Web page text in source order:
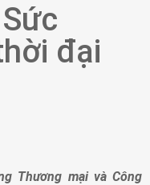
đại
Thương mại và Công